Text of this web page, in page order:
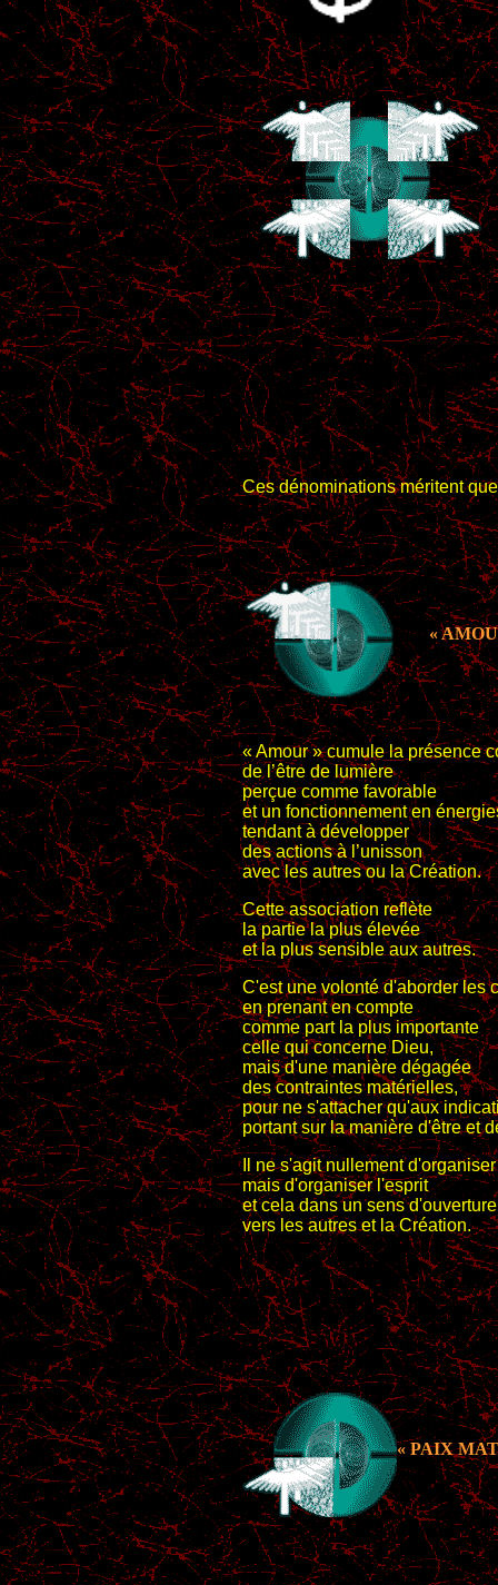
Ces dénominations méritent
«
« Amour » cumule la présence
de l’être de lumière
perçue comme favorable
et un fonctionnement en
tendant à développer
des actions à l’unisson
avec les autres ou la Création.
Cette association reflète
la partie la plus élevée
et la plus sensible aux autres.
C'est une volonté d'aborder les
en prenant en compte
comme part la plus importante
celle qui concerne Dieu,
mais d'une manière dégagée
des contraintes matérielles,
pour ne s'attacher qu'aux
portant sur la manière d'être et
Il ne s'agit nullement
mais d'organiser l'esprit
et cela dans un sens d'ouverture
vers les autres et la Création.
« PAIX